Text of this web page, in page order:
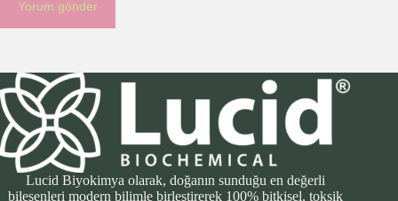
Yorum gönder
Lucid Biyokimya olarak, doğanın sunduğu en değerli
bileşenleri modern bilimle birleştirerek 100% bitkisel, toksik